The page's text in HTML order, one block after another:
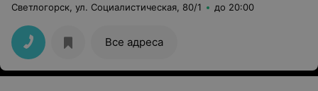
Светлогорск, ул. Социалистическая, 80/1 до 20:00
Все адреса